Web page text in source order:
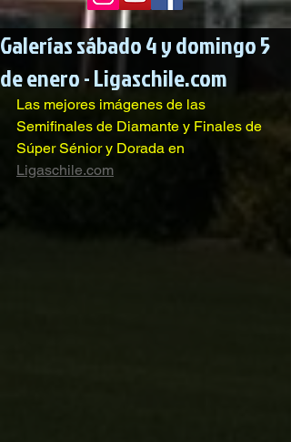
Galerías sábado 4 y domingo 5
de enero - Ligaschile.com
Las mejores imágenes de las
Semifinales de Diamante y Finales de
Súper Sénior y Dorada en
Ligaschile.com